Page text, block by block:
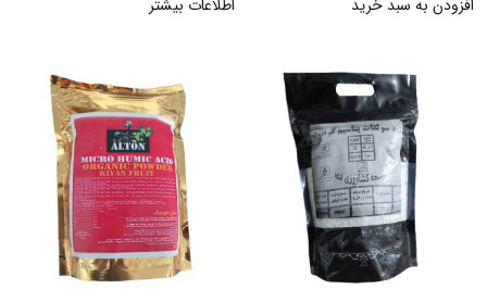
افزودن به سبد خرید اطلاعات بیشتر